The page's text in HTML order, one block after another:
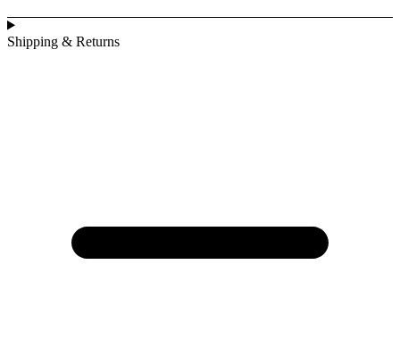
Shipping & Returns